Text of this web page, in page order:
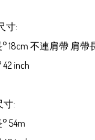
寸:
° 18cm 不連肩帶 肩
42 inch
寸:
° 54m